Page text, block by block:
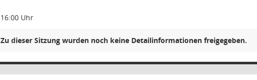
16:00 Uhr
Zu dieser Sitzung wurden noch keine Detailinformationen freigegeben.